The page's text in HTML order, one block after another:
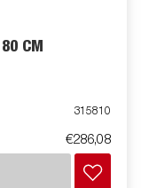
CM
315810
€286,08